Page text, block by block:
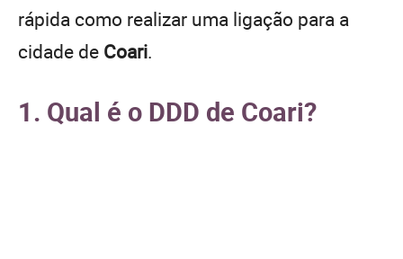
rápida como realizar uma ligação para a
cidade de Coari.
1. Qual é o DDD de Coari?